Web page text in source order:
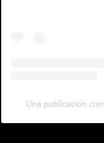
Una publicación